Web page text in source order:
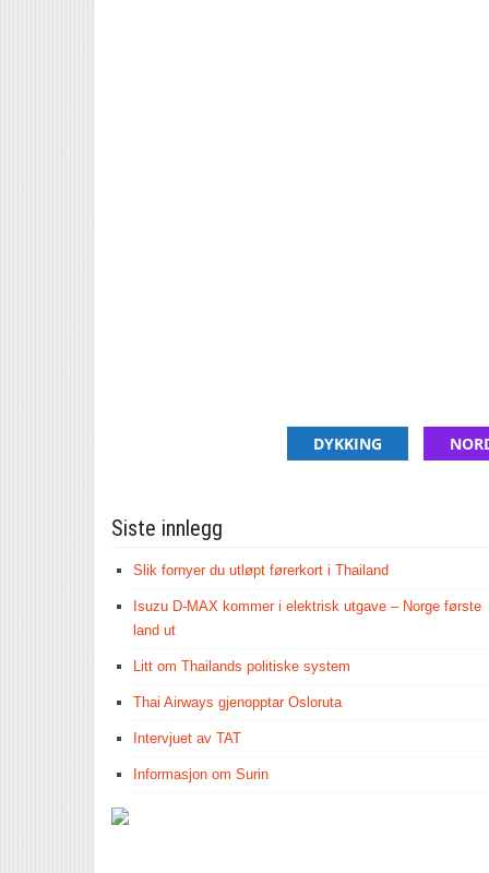
DYKKING
Siste innlegg
Slik fornyer du utløpt førerkort i Thailand
Isuzu D-MAX kommer i elektrisk utgave – Norge første
land ut
Litt om Thailands politiske system
Thai Airways gjenopptar Osloruta
Intervjuet av TAT
Informasjon om Surin